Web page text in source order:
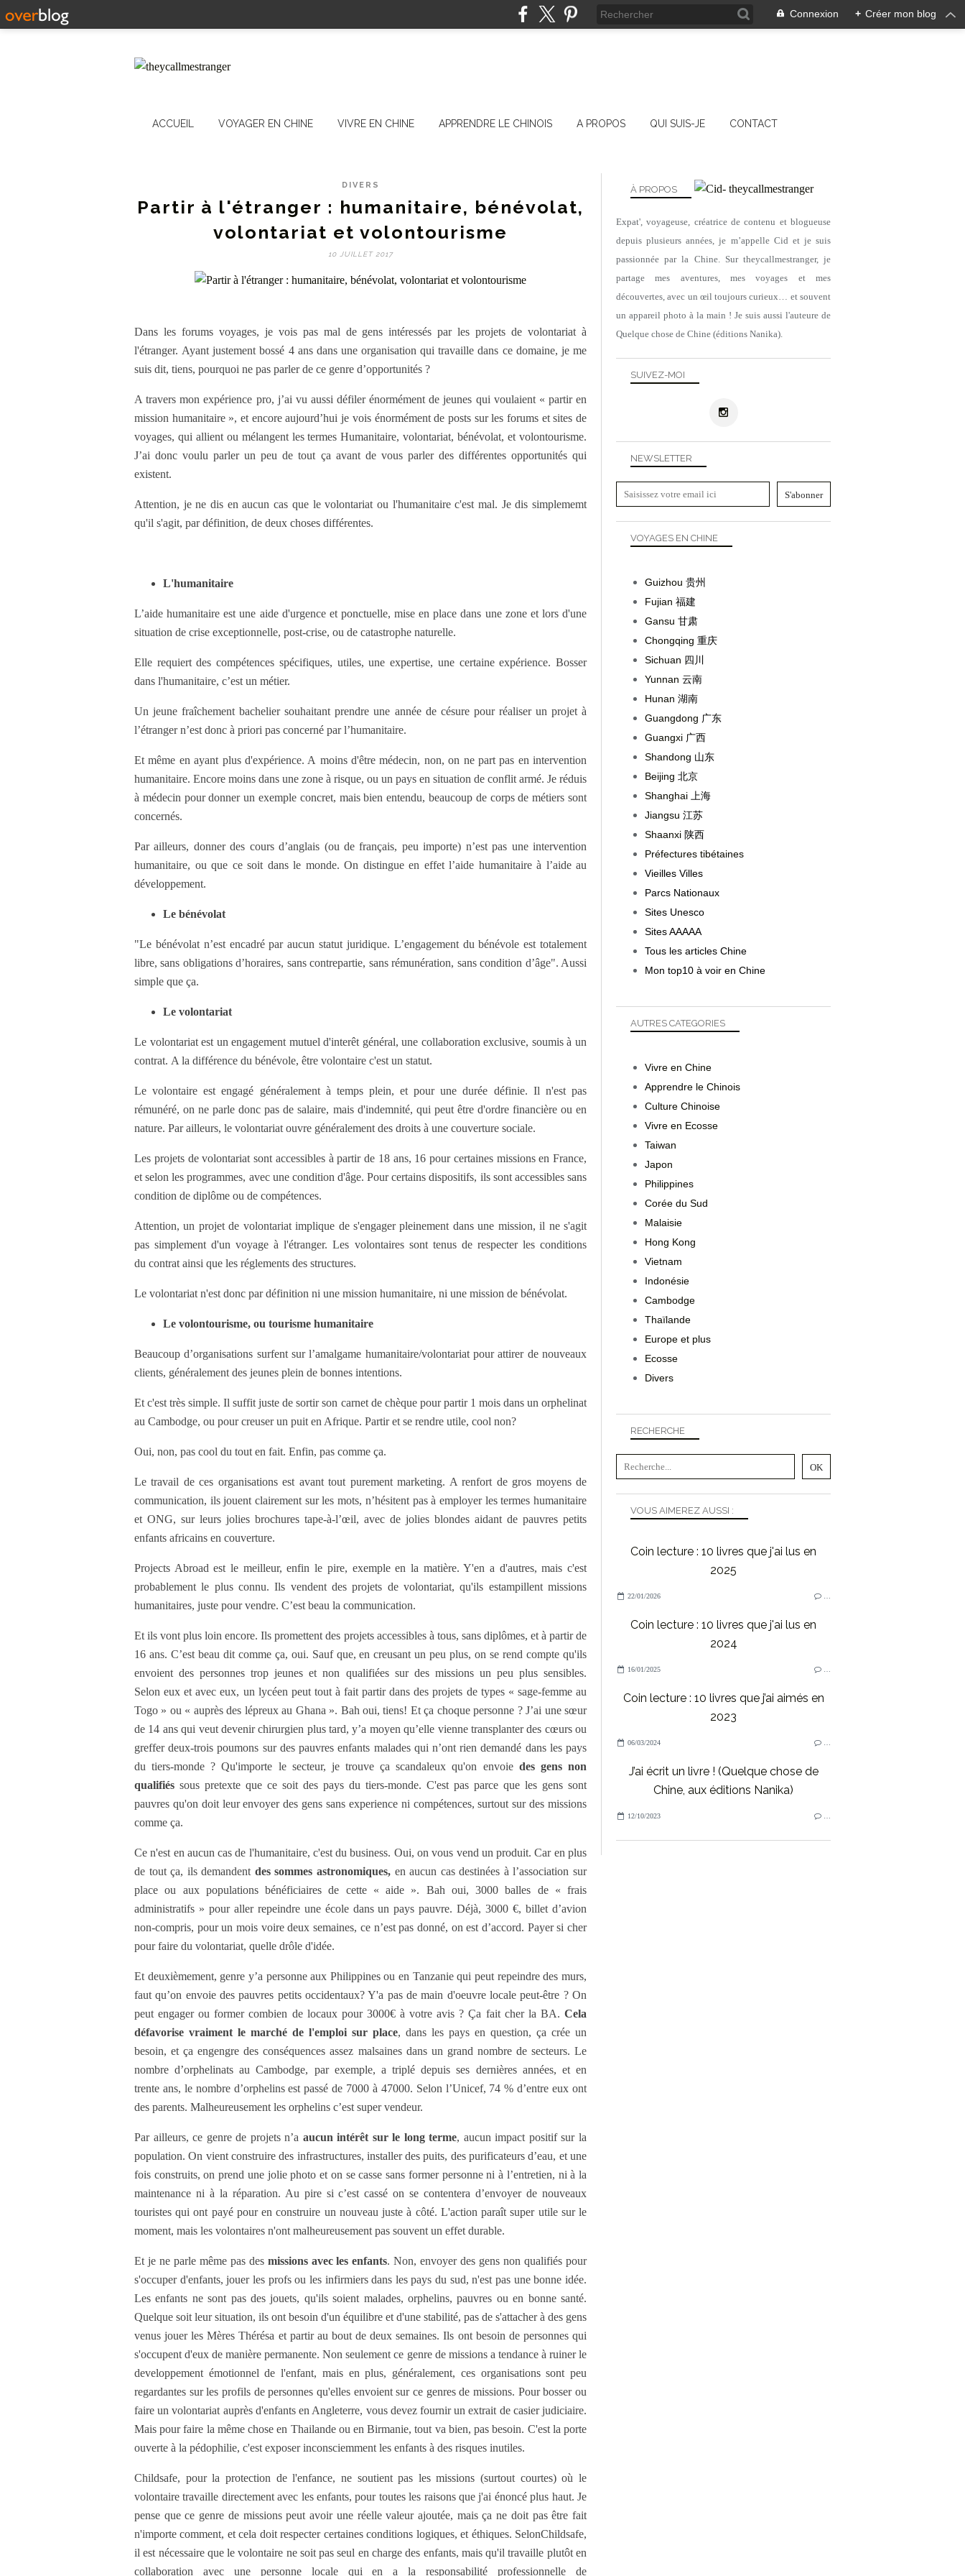
Connexion + Créer mon blog
ACCUEIL VOYAGER EN CHINE VIVRE EN CHINE APPRENDRE LE CHINOIS A PROPOS QUI SUIS-JE CONTACT
DIVERS
Partir à l'étranger : humanitaire, bénévolat,
volontariat et volontourisme
10 JUILLET 2017
Dans les forums voyages, je vois pas mal de gens intéressés par les projets de volontariat à
l'étranger. Ayant justement bossé 4 ans dans une organisation qui travaille dans ce domaine, je me
suis dit, tiens, pourquoi ne pas parler de ce genre d’opportunités ?
A travers mon expérience pro, j’ai vu aussi défiler énormément de jeunes qui voulaient « partir en
mission humanitaire », et encore aujourd’hui je vois énormément de posts sur les forums et sites de
voyages, qui allient ou mélangent les termes Humanitaire, volontariat, bénévolat, et volontourisme.
J’ai donc voulu parler un peu de tout ça avant de vous parler des différentes opportunités qui
existent.
Attention, je ne dis en aucun cas que le volontariat ou l'humanitaire c'est mal. Je dis simplememt
qu'il s'agit, par définition, de deux choses différentes.
L'humanitaire
L’aide humanitaire est une aide d'urgence et ponctuelle, mise en place dans une zone et lors d'une
situation de crise exceptionnelle, post-crise, ou de catastrophe naturelle.
Elle requiert des compétences spécifiques, utiles, une expertise, une certaine expérience. Bosser
dans l'humanitaire, c’est un métier.
Un jeune fraîchement bachelier souhaitant prendre une année de césure pour réaliser un projet à
l’étranger n’est donc à priori pas concerné par l’humanitaire.
Et même en ayant plus d'expérience. A moins d'être médecin, non, on ne part pas en intervention
humanitaire. Encore moins dans une zone à risque, ou un pays en situation de conflit armé. Je réduis
à médecin pour donner un exemple concret, mais bien entendu, beaucoup de corps de métiers sont
concernés.
Par ailleurs, donner des cours d’anglais (ou de français, peu importe) n’est pas une intervention
humanitaire, ou que ce soit dans le monde. On distingue en effet l’aide humanitaire à l’aide au
développement.
Le bénévolat
"Le bénévolat n’est encadré par aucun statut juridique. L’engagement du bénévole est totalement
libre, sans obligations d’horaires, sans contrepartie, sans rémunération, sans condition d’âge". Aussi
simple que ça.
Le volontariat
Le volontariat est un engagement mutuel d'interêt général, une collaboration exclusive, soumis à un
contrat. A la différence du bénévole, être volontaire c'est un statut.
Le volontaire est engagé généralement à temps plein, et pour une durée définie. Il n'est pas
rémunéré, on ne parle donc pas de salaire, mais d'indemnité, qui peut être d'ordre financière ou en
nature. Par ailleurs, le volontariat ouvre généralement des droits à une couverture sociale.
Les projets de volontariat sont accessibles à partir de 18 ans, 16 pour certaines missions en France,
et selon les programmes, avec une condition d'âge. Pour certains dispositifs, ils sont accessibles sans
condition de diplôme ou de compétences.
Attention, un projet de volontariat implique de s'engager pleinement dans une mission, il ne s'agit
pas simplement d'un voyage à l'étranger. Les volontaires sont tenus de respecter les conditions
du contrat ainsi que les réglements des structures.
Le volontariat n'est donc par définition ni une mission humanitaire, ni une mission de bénévolat.
Le volontourisme, ou tourisme humanitaire
Beaucoup d’organisations surfent sur l’amalgame humanitaire/volontariat pour attirer de nouveaux
clients, généralement des jeunes plein de bonnes intentions.
Et c'est très simple. Il suffit juste de sortir son carnet de chèque pour partir 1 mois dans un orphelinat
au Cambodge, ou pour creuser un puit en Afrique. Partir et se rendre utile, cool non?
Oui, non, pas cool du tout en fait. Enfin, pas comme ça.
Le travail de ces organisations est avant tout purement marketing. A renfort de gros moyens de
communication, ils jouent clairement sur les mots, n’hésitent pas à employer les termes humanitaire
et ONG, sur leurs jolies brochures tape-à-l’œil, avec de jolies blondes aidant de pauvres petits
enfants africains en couverture.
Projects Abroad est le meilleur, enfin le pire, exemple en la matière. Y'en a d'autres, mais c'est
probablement le plus connu. Ils vendent des projets de volontariat, qu'ils estampillent missions
humanitaires, juste pour vendre. C’est beau la communication.
Et ils vont plus loin encore. Ils promettent des projets accessibles à tous, sans diplômes, et à partir de
16 ans. C’est beau dit comme ça, oui. Sauf que, en creusant un peu plus, on se rend compte qu'ils
envoient des personnes trop jeunes et non qualifiées sur des missions un peu plus sensibles.
Selon eux et avec eux, un lycéen peut tout à fait partir dans des projets de types « sage-femme au
Togo » ou « auprès des lépreux au Ghana ». Bah oui, tiens! Et ça choque personne ? J’ai une sœur
de 14 ans qui veut devenir chirurgien plus tard, y’a moyen qu’elle vienne transplanter des cœurs ou
greffer deux-trois poumons sur des pauvres enfants malades qui n’ont rien demandé dans les pays
du tiers-monde ? Qu'importe le secteur, je trouve ça scandaleux qu'on envoie des gens non
qualifiés sous pretexte que ce soit des pays du tiers-monde. C'est pas parce que les gens sont
pauvres qu'on doit leur envoyer des gens sans experience ni compétences, surtout sur des missions
comme ça.
Ce n'est en aucun cas de l'humanitaire, c'est du business. Oui, on vous vend un produit. Car en plus
de tout ça, ils demandent des sommes astronomiques, en aucun cas destinées à l’association sur
place ou aux populations bénéficiaires de cette « aide ». Bah oui, 3000 balles de « frais
administratifs » pour aller repeindre une école dans un pays pauvre. Déjà, 3000 €, billet d’avion
non-compris, pour un mois voire deux semaines, ce n’est pas donné, on est d’accord. Payer si cher
pour faire du volontariat, quelle drôle d'idée.
Et deuxièmement, genre y’a personne aux Philippines ou en Tanzanie qui peut repeindre des murs,
faut qu’on envoie des pauvres petits occidentaux? Y'a pas de main d'oeuvre locale peut-être ? On
peut engager ou former combien de locaux pour 3000€ à votre avis ? Ça fait cher la BA. Cela
défavorise vraiment le marché de l'emploi sur place, dans les pays en question, ça crée un
besoin, et ça engengre des conséquences assez malsaines dans un grand nombre de secteurs. Le
nombre d’orphelinats au Cambodge, par exemple, a triplé depuis ses dernières années, et en
trente ans, le nombre d’orphelins est passé de 7000 à 47000. Selon l’Unicef, 74 % d’entre eux ont
des parents. Malheureusement les orphelins c’est super vendeur.
Par ailleurs, ce genre de projets n’a aucun intérêt sur le long terme, aucun impact positif sur la
population. On vient construire des infrastructures, installer des puits, des purificateurs d’eau, et une
fois construits, on prend une jolie photo et on se casse sans former personne ni à l’entretien, ni à la
maintenance ni à la réparation. Au pire si c’est cassé on se contentera d’envoyer de nouveaux
touristes qui ont payé pour en construire un nouveau juste à côté. L'action paraît super utile sur le
moment, mais les volontaires n'ont malheureusement pas souvent un effet durable.
Et je ne parle même pas des missions avec les enfants. Non, envoyer des gens non qualifiés pour
s'occuper d'enfants, jouer les profs ou les infirmiers dans les pays du sud, n'est pas une bonne idée.
Les enfants ne sont pas des jouets, qu'ils soient malades, orphelins, pauvres ou en bonne santé.
Quelque soit leur situation, ils ont besoin d'un équilibre et d'une stabilité, pas de s'attacher à des gens
venus jouer les Mères Thérésa et partir au bout de deux semaines. Ils ont besoin de personnes qui
s'occupent d'eux de manière permanente. Non seulement ce genre de missions a tendance à ruiner le
developpement émotionnel de l'enfant, mais en plus, généralement, ces organisations sont peu
regardantes sur les profils de personnes qu'elles envoient sur ce genres de missions. Pour bosser ou
faire un volontariat auprès d'enfants en Angleterre, vous devez fournir un extrait de casier judiciaire.
Mais pour faire la même chose en Thailande ou en Birmanie, tout va bien, pas besoin. C'est la porte
ouverte à la pédophilie, c'est exposer inconsciemment les enfants à des risques inutiles.
Childsafe, pour la protection de l'enfance, ne soutient pas les missions (surtout courtes) où le
volontaire travaille directement avec les enfants, pour toutes les raisons que j'ai énoncé plus haut. Je
pense que ce genre de missions peut avoir une réelle valeur ajoutée, mais ça ne doit pas être fait
n'importe comment, et cela doit respecter certaines conditions logiques, et éthiques. SelonChildsafe,
il est nécessaire que le volontaire ne soit pas seul en charge des enfants, mais qu'il travaille plutôt en
collaboration avec une personne locale qui en a la responsabilité professionnelle de
NEWSLETTER
SUIVEZ-MOI
RECHERCHE
À PROPOS
Expat', voyageuse, créatrice de contenu et blogueuse
depuis plusieurs années, je m’appelle Cid et je suis
passionnée par la Chine. Sur theycallmestranger, je
partage mes aventures, mes voyages et mes
découvertes, avec un œil toujours curieux… et souvent
un appareil photo à la main ! Je suis aussi l'auteure de
Quelque chose de Chine (éditions Nanika).
VOUS AIMEREZ AUSSI :
Coin lecture : 10 livres que j'ai lus en
2025
22/01/2026
Coin lecture : 10 livres que j'ai lus en
2024
16/01/2025
Coin lecture : 10 livres que j’ai aimés en
2023
06/03/2024
J’ai écrit un livre ! (Quelque chose de
Chine, aux éditions Nanika)
12/10/2023
VOYAGES EN CHINE
Guizhou 贵州
Fujian 福建
Gansu 甘肃
Chongqing 重庆
Sichuan 四川
Yunnan 云南
Hunan 湖南
Guangdong 广东
Guangxi 广西
Shandong 山东
Beijing 北京
Shanghai 上海
Jiangsu 江苏
Shaanxi 陕西
Préfectures tibétaines
Vieilles Villes
Parcs Nationaux
Sites Unesco
Sites AAAAA
Tous les articles Chine
Mon top10 à voir en Chine
AUTRES CATEGORIES
Vivre en Chine
Apprendre le Chinois
Culture Chinoise
Vivre en Ecosse
Taiwan
Japon
Philippines
Corée du Sud
Malaisie
Hong Kong
Vietnam
Indonésie
Cambodge
Thaïlande
Europe et plus
Ecosse
Divers